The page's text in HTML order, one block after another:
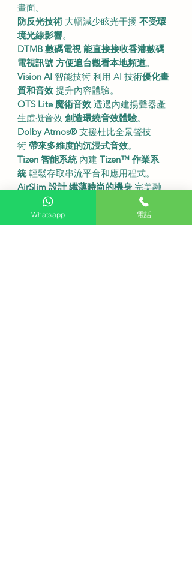
畫面。
防反光技術 大幅減少眩光干擾 不受環
境光線影響。
DTMB 數碼電視 能直接接收香港數碼
電視訊號 方便追台觀看本地頻道。
Vision AI 智能技術 利用 AI 技術優化畫
質和音效 提升內容體驗。
OTS Lite 魔術音效 透過內建揚聲器產
生虛擬音效 創造環繞音效體驗。
Dolby Atmos®支援杜比全景聲技
術 帶來多維度的沉浸式音效。
Tizen 智能系統內建 Tizen™ 作業系
統輕鬆存取串流平台和應用程式。
AirSlim 設計 纖薄時尚的機身 完美融
入家居環境。
尺吋及規格
Whatsapp 電話